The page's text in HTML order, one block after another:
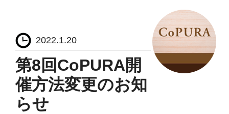
2022.1.20
第8回CoPURA開
催方法変更のお知
らせ